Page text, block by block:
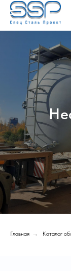
Главная → Каталог